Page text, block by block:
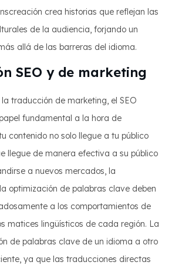
crea historias que reflejan las
de la audiencia, forjando un
allá de las barreras del idioma.
SEO y de marketing
traducción de marketing, el SEO
fundamental a la hora de
contenido no solo llegue a tu público
llegue de manera efectiva a su público
a nuevos mercados, la
optimización de palabras clave deben
a los comportamientos de
matices lingüísticos de cada región. La
de palabras clave de un idioma a otro
ya que las traducciones directas